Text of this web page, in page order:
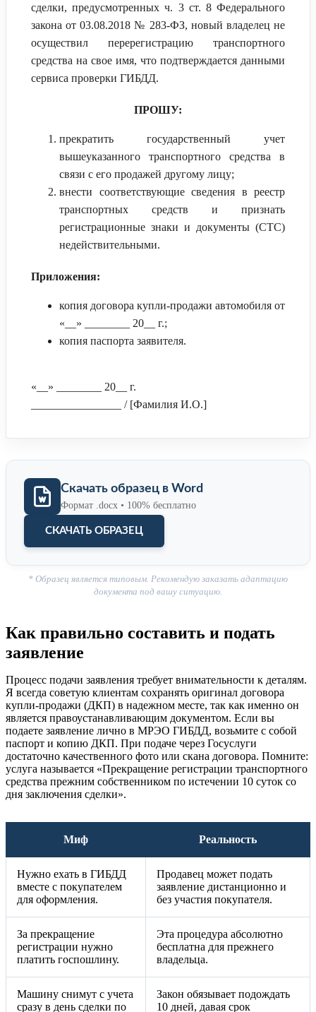
сделки, предусмотренных ч. 3 ст. 8 Федерального
закона от 03.08.2018 № 283-ФЗ, новый владелец не
осуществил перерегистрацию транспортного
средства на свое имя, что подтверждается данными
сервиса проверки ГИБДД.
ПРОШУ:
прекратить государственный учет
вышеуказанного транспортного средства в
связи с его продажей другому лицу;
внести соответствующие сведения в реестр
транспортных средств и признать
регистрационные знаки и документы (СТС)
недействительными.
Приложения:
копия договора купли-продажи автомобиля от
«__» ________ 20__ г.;
копия паспорта заявителя.
«__» ________ 20__ г.
________________ / [Фамилия И.О.]
Скачать образец в Word
Формат .docx • 100% бесплатно
СКАЧАТЬ ОБРАЗЕЦ
* Образец является типовым. Рекомендую заказать адаптацию
документа под вашу ситуацию.
Как правильно составить и подать
заявление
Процесс подачи заявления требует внимательности к деталям.
Я всегда советую клиентам сохранять оригинал договора
купли-продажи (ДКП) в надежном месте, так как именно он
является правоустанавливающим документом. Если вы
подаете заявление лично в МРЭО ГИБДД, возьмите с собой
паспорт и копию ДКП. При подаче через Госуслуги
достаточно качественного фото или скана договора. Помните:
услуга называется «Прекращение регистрации транспортного
средства прежним собственником по истечении 10 суток со
дня заключения сделки».
Миф Реальность
Нужно ехать в ГИБДД
вместе с покупателем
для оформления.
Продавец может подать
заявление дистанционно и
без участия покупателя.
За прекращение
регистрации нужно
платить госпошлину.
Эта процедура абсолютно
бесплатна для прежнего
владельца.
Машину снимут с учета
сразу в день сделки по
Закон обязывает подождать
10 дней, давая срок